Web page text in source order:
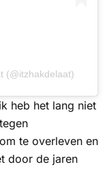
(@itzhakdelaat)
heb het lang niet
te overleven en
door de jaren